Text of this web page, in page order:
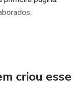
criou esse